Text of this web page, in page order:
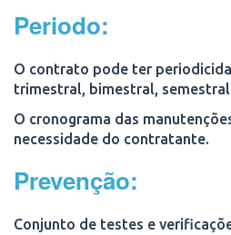
Periodo:
O contrato pode ter
trimestral, bimestral, semestral
O cronograma das
necessidade do contratante.
Prevenção:
Conjunto de testes e